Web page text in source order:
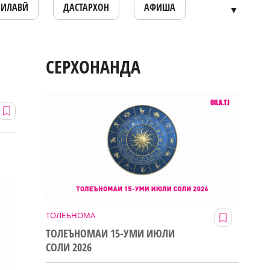
ДАСТАРХОН АФИША ▼
СЕРХОНАНДА
ТОЛЕЪНОМА
ТОЛЕЪНОМАИ 15-УМИ ИЮЛИ
СОЛИ 2026